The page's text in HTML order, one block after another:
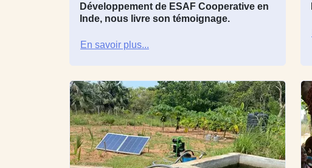
Développement de ESAF Cooperative en
Inde, nous livre son témoignage.
En savoir plus...